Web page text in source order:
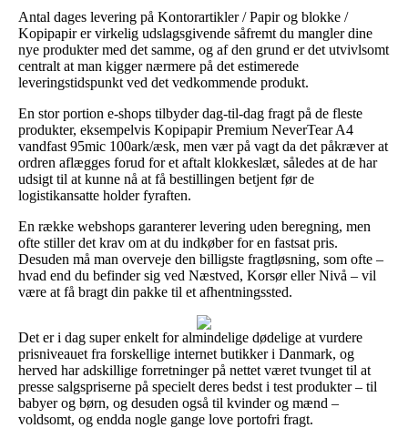
Antal dages levering på Kontorartikler / Papir og blokke /
Kopipapir er virkelig udslagsgivende såfremt du mangler dine
nye produkter med det samme, og af den grund er det utvivlsomt
centralt at man kigger nærmere på det estimerede
leveringstidspunkt ved det vedkommende produkt.
En stor portion e-shops tilbyder dag-til-dag fragt på de fleste
produkter, eksempelvis Kopipapir Premium NeverTear A4
vandfast 95mic 100ark/æsk, men vær på vagt da det påkræver at
ordren aflægges forud for et aftalt klokkeslæt, således at de har
udsigt til at kunne nå at få bestillingen betjent før de
logistikansatte holder fyraften.
En række webshops garanterer levering uden beregning, men
ofte stiller det krav om at du indkøber for en fastsat pris.
Desuden må man overveje den billigste fragtløsning, som ofte –
hvad end du befinder sig ved Næstved, Korsør eller Nivå – vil
være at få bragt din pakke til et afhentningssted.
Det er i dag super enkelt for almindelige dødelige at vurdere
prisniveauet fra forskellige internet butikker i Danmark, og
herved har adskillige forretninger på nettet været tvunget til at
presse salgspriserne på specielt deres bedst i test produkter – til
babyer og børn, og desuden også til kvinder og mænd –
voldsomt, og endda nogle gange love portofri fragt.